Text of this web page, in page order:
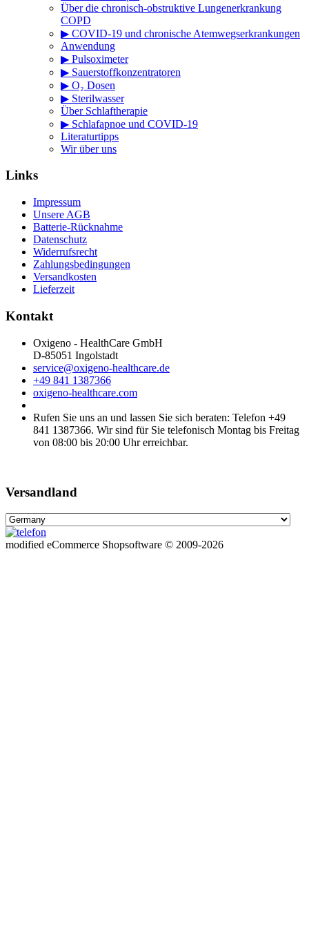
Über die chronisch-obstruktive Lungenerkrankung
COPD
▶ COVID-19 und chronische Atemwegserkrankungen
Anwendung
▶ Pulsoximeter
▶ Sauerstoffkonzentratoren
▶ O₂ Dosen
▶ Sterilwasser
Über Schlaftherapie
▶ Schlafapnoe und COVID-19
Literaturtipps
Wir über uns
Links
Impressum
Unsere AGB
Batterie-Rücknahme
Datenschutz
Widerrufsrecht
Zahlungsbedingungen
Versandkosten
Lieferzeit
Kontakt
Oxigeno - HealthCare GmbH
D-85051 Ingolstadt
service@oxigeno-healthcare.de
+49 841 1387366
oxigeno-healthcare.com
Rufen Sie uns an und lassen Sie sich beraten: Telefon +49
841 1387366. Wir sind für Sie telefonisch Montag bis Freitag
von 08:00 bis 20:00 Uhr erreichbar.
Versandland
modified eCommerce Shopsoftware © 2009-2026